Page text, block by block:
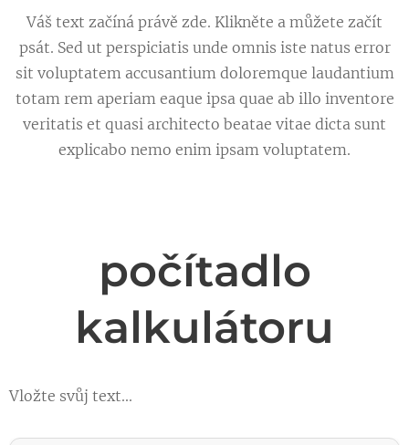
Váš text začíná právě zde. Klikněte a můžete začít
psát. Sed ut perspiciatis unde omnis iste natus error
sit voluptatem accusantium doloremque laudantium
totam rem aperiam eaque ipsa quae ab illo inventore
veritatis et quasi architecto beatae vitae dicta sunt
explicabo nemo enim ipsam voluptatem.
počítadlo
kalkulátoru
Vložte svůj text...